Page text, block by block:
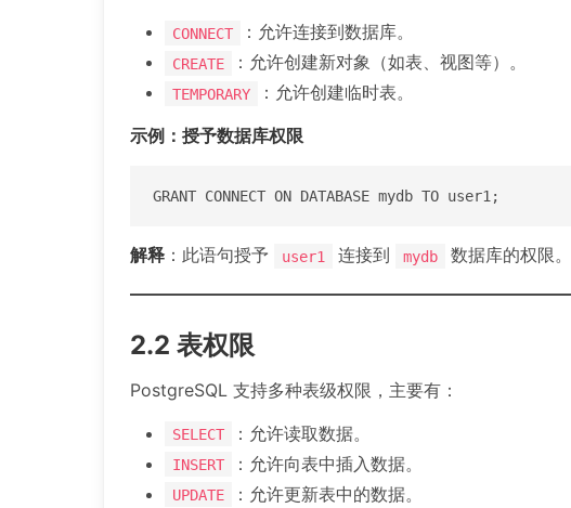
CONNECT ：允许连接到数据库。
CREATE ：允许创建新对象（如表、视图等）。
TEMPORARY
：允许创建临时表。
示例：授予数据库权限
GRANT CONNECT ON DATABASE mydb TO user1;
解释 ：此语句授予 user1 连接到 mydb 数据库的权限。
2.2 表权限
PostgreSQL 支持多种表级权限，主要有：
SELECT ：允许读取数据。
INSERT ：允许向表中插入数据。
UPDATE ：允许更新表中的数据。